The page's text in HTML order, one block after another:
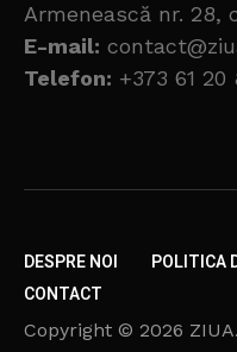
Armenească nr. 28,
E-mail:
Telefon: +373 61 20
DESPRE NOI
POLITICA
CONTACT
Copyright © 2026